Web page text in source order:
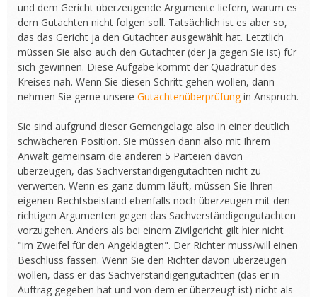
und dem Gericht überzeugende Argumente liefern, warum es
dem Gutachten nicht folgen soll. Tatsächlich ist es aber so,
das das Gericht ja den Gutachter ausgewählt hat. Letztlich
müssen Sie also auch den Gutachter (der ja gegen Sie ist) für
sich gewinnen. Diese Aufgabe kommt der Quadratur des
Kreises nah. Wenn Sie diesen Schritt gehen wollen, dann
nehmen Sie gerne unsere Gutachtenüberprüfungin Anspruch.
Sie sind aufgrund dieser Gemengelage also in einer deutlich
schwächeren Position. Sie müssen dann also mit Ihrem
Anwalt gemeinsam die anderen 5 Parteien davon
überzeugen, das Sachverständigengutachten nicht zu
verwerten. Wenn es ganz dumm läuft, müssen Sie Ihren
eigenen Rechtsbeistand ebenfalls noch überzeugen mit den
richtigen Argumenten gegen das Sachverständigengutachten
vorzugehen. Anders als bei einem Zivilgericht gilt hier nicht
"im Zweifel für den Angeklagten". Der Richter muss/will einen
Beschluss fassen. Wenn Sie den Richter davon überzeugen
wollen, dass er das Sachverständigengutachten (das er in
Auftrag gegeben hat und von dem er überzeugt ist) nicht als